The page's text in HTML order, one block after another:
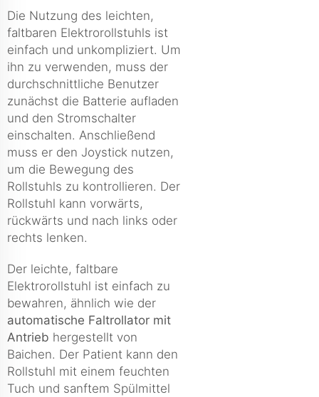
Die Nutzung des leichten,
faltbaren Elektrorollstuhls ist
einfach und unkompliziert. Um
ihn zu verwenden, muss der
durchschnittliche Benutzer
zunächst die Batterie aufladen
und den Stromschalter
einschalten. Anschließend
muss er den Joystick nutzen,
um die Bewegung des
Rollstuhls zu kontrollieren. Der
Rollstuhl kann vorwärts,
rückwärts und nach links oder
rechts lenken.
Der leichte, faltbare
Elektrorollstuhl ist einfach zu
bewahren, ähnlich wie der
automatische Faltrollator mit
Antrieb hergestellt von
Baichen. Der Patient kann den
Rollstuhl mit einem feuchten
Tuch und sanftem Spülmittel